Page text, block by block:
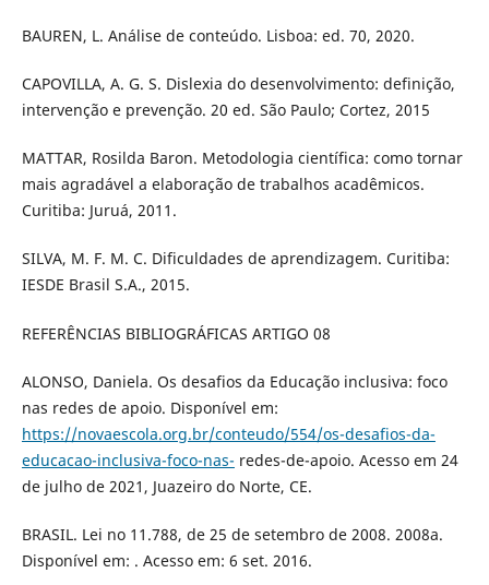
BAUREN, L. Análise de conteúdo. Lisboa: ed. 70, 2020.
CAPOVILLA, A. G. S. Dislexia do desenvolvimento: definição,
intervenção e prevenção. 20 ed. São Paulo; Cortez, 2015
MATTAR, Rosilda Baron. Metodologia científica: como tornar
mais agradável a elaboração de trabalhos acadêmicos.
Curitiba: Juruá, 2011.
SILVA, M. F. M. C. Dificuldades de aprendizagem. Curitiba:
IESDE Brasil S.A., 2015.
REFERÊNCIAS BIBLIOGRÁFICAS ARTIGO 08
ALONSO, Daniela. Os desafios da Educação inclusiva: foco
nas redes de apoio. Disponível em:
https://novaescola.org.br/conteudo/554/os-desafios-da-
educacao-inclusiva-foco-nas- redes-de-apoio. Acesso em 24
de julho de 2021, Juazeiro do Norte, CE.
BRASIL. Lei no 11.788, de 25 de setembro de 2008. 2008a.
Disponível em: . Acesso em: 6 set. 2016.